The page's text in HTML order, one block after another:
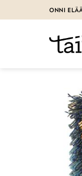
to
ONNI